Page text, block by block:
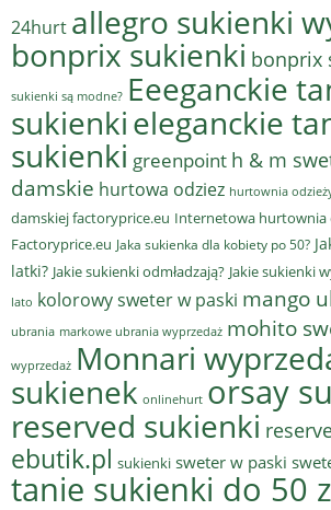
24hurt allegro sukienki
bonprix sukienki bonprix
sukienki są modne? Eeeganckie
sukienkieleganckie
sukienki greenpoint h & m
damskie hurtowa odziez hurtownia
damskiej factoryprice.eu Internetowa hurtownia
Factoryprice.eu Jaka sukienka dla kobiety po 50?
latki? Jakie sukienki odmładzają? Jakie sukienki
lato kolorowy sweter w paski mango
ubrania markowe ubrania wyprzedaż mohito
wyprzedaż Monnari
sukienek onlinehurt orsay
reserved sukienki
ebutik.pl sukienki sweter w paski
tanie sukienki do 50